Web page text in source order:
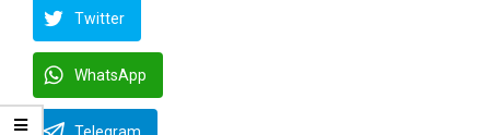
Twitter
WhatsApp